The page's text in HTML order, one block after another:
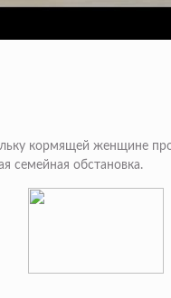
кормящей женщине
семейная обстановка.